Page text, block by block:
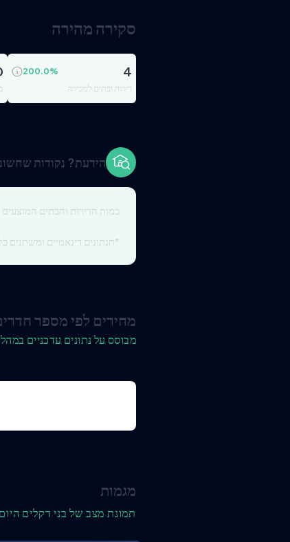
סקירה מהירה
4
200.0%
דירות ובתים למכירה
הידעת? נקודות
כמות הדירות והבתים
*הנתונים דינאמיים ומשתנים
מחירים לפי מספר
מבוסס על נתונים עדכניים במהלך 12 החודשים
מגמות
תמונת מצב של בני דקלים היום